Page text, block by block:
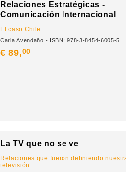
Relaciones Estratégicas -
Comunicación Internacional
El caso Chile
Carla Avendaño - ISBN: 978-3-8454-6005-5
€ 89,00
La TV que no se ve
Relaciones que fueron definiendo
televisión